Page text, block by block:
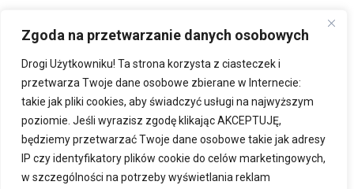
Zgoda na przetwarzanie danych osobowych
Drogi Użytkowniku! Ta strona korzysta z ciasteczek i
przetwarza Twoje dane osobowe zbierane w Internecie:
takie jak pliki cookies, aby świadczyć usługi na najwyższym
poziomie. Jeśli wyrazisz zgodę klikając AKCEPTUJĘ,
będziemy przetwarzać Twoje dane osobowe takie jak adresy
IP czy identyfikatory plików cookie do celów marketingowych,
w szczególności na potrzeby wyświetlania reklam
Małgorzata Braszka
Redaktorka naczelna portalu. Zakochałam się we Wrocławiu od